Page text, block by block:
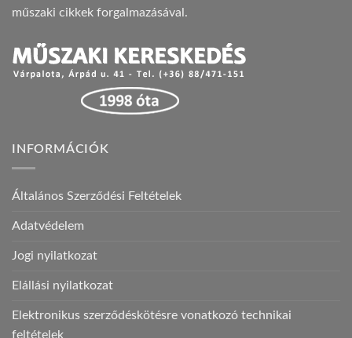
műszaki cikkek forgalmazásával.
INFORMÁCIÓK
Általános Szerződési Feltételek
Adatvédelem
Jogi nyilatkozat
Elállási nyilatkozat
Elektronikus szerződéskötésre vonatkozó technikai
feltételek